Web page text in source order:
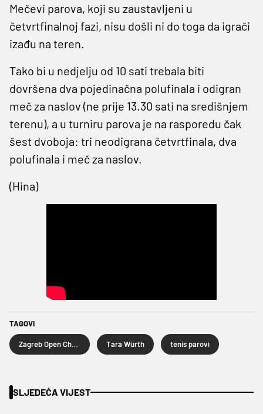
Mečevi parova, koji su zaustavljeni u
četvrtfinalnoj fazi, nisu došli ni do toga da igrači
izađu na teren.
Tako bi u nedjelju od 10 sati trebala biti
dovršena dva pojedinačna polufinala i odigran
meč za naslov (ne prije 13.30 sati na središnjem
terenu), a u turniru parova je na rasporedu čak
šest dvoboja: tri neodigrana četvrtfinala, dva
polufinala i meč za naslov.
(Hina)
TAGOVI
Tara Würth tenis parovi
SLJEDEĆA VIJEST